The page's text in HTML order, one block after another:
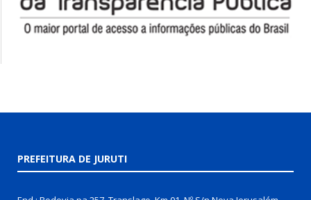
PREFEITURA DE JURUTI